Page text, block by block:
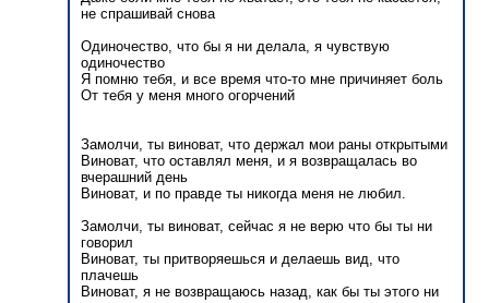
не спрашивай снова
Одиночество, что бы я ни делала, я чувствую
одиночество
Я помню тебя, и все время что-то мне причиняет боль
От тебя у меня много огорчений
Замолчи, ты виноват, что держал мои раны открытыми
Виноват, что оставлял меня, и я возвращалась во
вчерашний день
Виноват, и по правде ты никогда меня не любил.
Замолчи, ты виноват, сейчас я не верю что бы ты ни
говорил
Виноват, ты притворяешься и делаешь вид, что
плачешь
Виноват, я не возвращаюсь назад, как бы ты этого ни